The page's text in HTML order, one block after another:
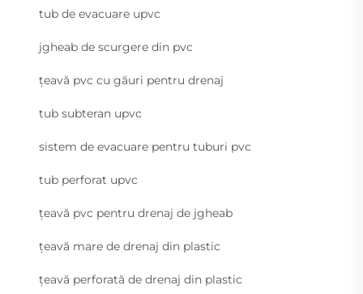
tub de evacuare upvc
jgheab de scurgere din pvc
țeavă pvc cu găuri pentru drenaj
tub subteran upvc
sistem de evacuare pentru tuburi pvc
tub perforat upvc
țeavă pvc pentru drenaj de jgheab
țeavă mare de drenaj din plastic
țeavă perforată de drenaj din plastic